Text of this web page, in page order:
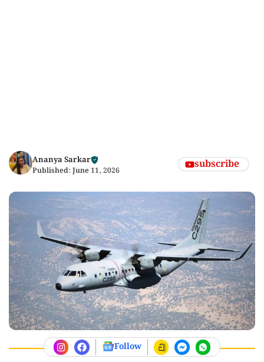
Ananya Sarkar
Published: June 11, 2026 subscribe
Follow